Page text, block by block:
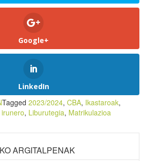
Google+
LinkedIn
Tagged 2023/2024, CBA, Ikastaroak,
irunero, Liburutegia, Matrikulazioa
ARGITALPENAK